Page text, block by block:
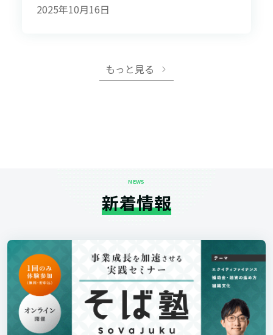
2025年10月16日
もっと見る
NEWS
新着情報